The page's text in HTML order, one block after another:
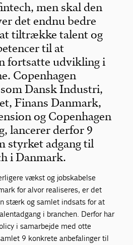
men skal den
det endnu bedre
tiltrække talent og
til at
fortsatte udvikling i
Copenhagen
Dansk Industri,
Finans Danmark,
og Copenhagen
lancerer derfor 9
styrket adgang til
i Danmark.
vækst og jobskabelse
for alvor realiseres, er det
stærk og samlet indsats for at
i branchen. Derfor har
i samarbejde med otte
9 konkrete anbefalinger til